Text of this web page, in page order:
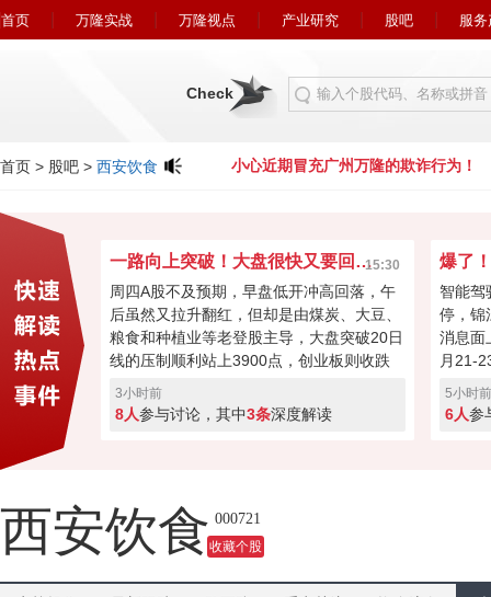
首页 万隆实战 万隆视点 产业研究 股吧 服
Check
首页 > 股吧 > 西安饮食
州万隆的欺诈行为！ 小心近期冒充广州万隆的欺诈行为！
一路向上突破！大盘很快又要回到4000点？15:30
周四A股不及预期，早盘低开冲高回落，午
后虽然又拉升翻红，但却是由煤炭、大豆、
粮食和种植业等老登股主导，大盘突破20日
线的压制顺利站上3900点，创业板则收跌
0.55%。今日科技股回落或许是连涨两天获
利盘蠢蠢欲动，又或者是外围扰动，但大盘
3小时前
8人参与讨论，其中3条深度解读
智能驾
停，锦
消息面
月21-
16届
间，
5小时前
6人参
西安饮食 000721
收藏个股